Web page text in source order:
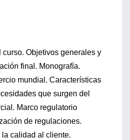
Objetivos generales y
final. Monografía.
mundial. Características
que surgen del
Marco regulatorio
de regulaciones.
calidad al cliente.